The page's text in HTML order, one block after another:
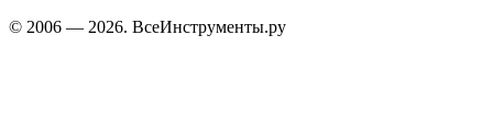
© 2006 — 2026. ВсеИнструменты.ру